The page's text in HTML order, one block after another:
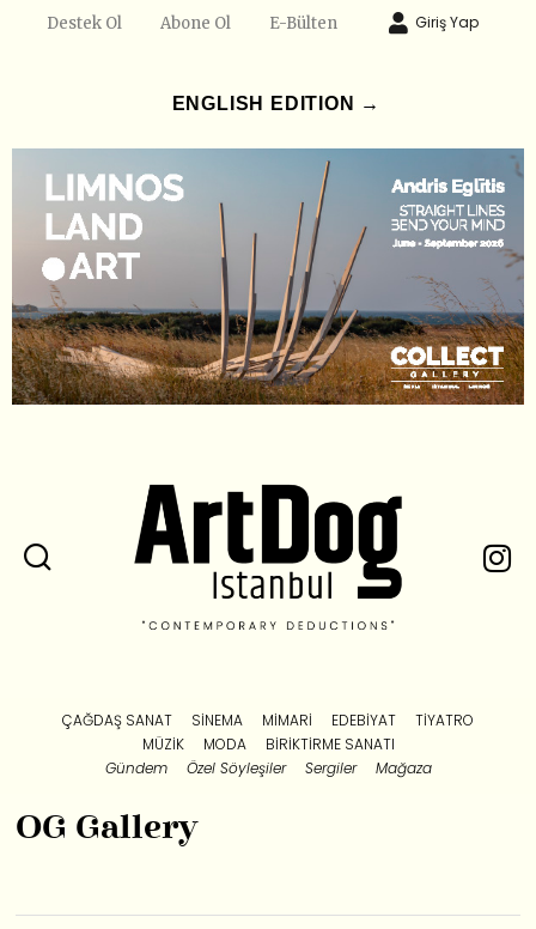
Destek Ol Abone Ol E-Bülten Giriş Yap
ENGLISH EDITION →
ÇAĞDAŞ SANAT SINEMA MIMARI EDEBIYAT
TIYATRO
MÜZIK
MODA
BIRIKTIRME SANATI
Gündem
Özel Söyleşiler Sergiler Mağaza
OG Gallery